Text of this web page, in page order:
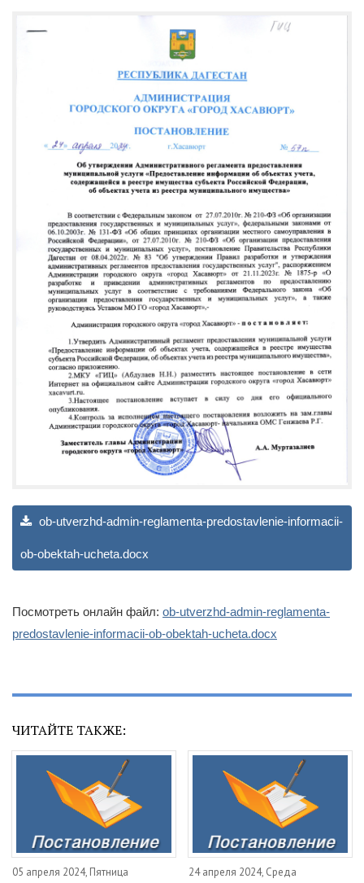
ob-utverzhd-admin-reglamenta-predostavlenie-informacii-
ob-obektah-ucheta.docx
Посмотреть онлайн файл: ob-utverzhd-admin-reglamenta-
predostavlenie-informacii-ob-obektah-ucheta.docx
ЧИТАЙТЕ ТАКЖЕ:
05 апреля 2024, Пятница 24 апреля 2024, Среда